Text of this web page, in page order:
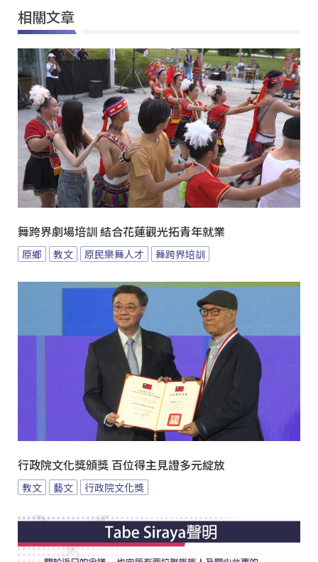
相關文章
舞跨界劇場培訓 結合花蓮觀光拓青年就業
原鄉 教文 原民樂舞人才 舞跨界培訓
行政院文化獎頒獎 百位得主見證多元綻放
教文 藝文 行政院文化獎